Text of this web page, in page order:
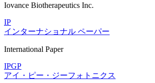
Iovance Biotherapeutics Inc.
IP
インターナショナル ペーパー
International Paper
IPGP
アイ・ピー・ジーフォトニクス